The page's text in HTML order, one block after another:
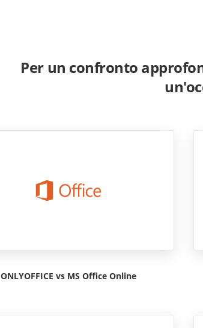
Per un confronto
ONLYOFFICE vs MS Office Online